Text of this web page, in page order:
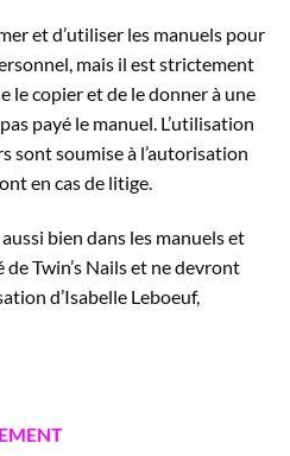
et d’utiliser les manuels pour
mais il est strictement
le copier et de le donner à une
payé le manuel. L’utilisation
sont soumise à l’autorisation
en cas de litige.
bien dans les manuels et
Twin’s Nails et ne devront
d’Isabelle Leboeuf,